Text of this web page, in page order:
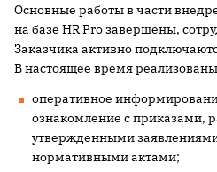
Основные работы в части
на базе HR Pro завершены,
Заказчика активно
В настоящее время
оперативное
ознакомление с приказами,
утвержденными
нормативными актами;